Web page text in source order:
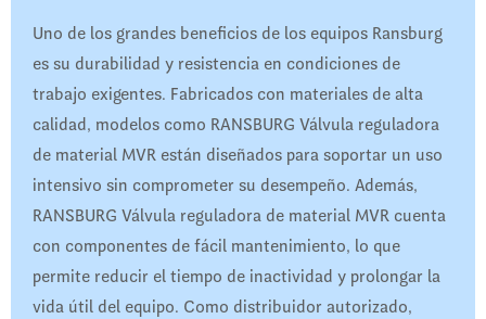
Uno de los grandes beneficios de los equipos Ransburg
es su durabilidad y resistencia en condiciones de
trabajo exigentes. Fabricados con materiales de alta
calidad, modelos como RANSBURG Válvula reguladora
de material MVR están diseñados para soportar un uso
intensivo sin comprometer su desempeño. Además,
RANSBURG Válvula reguladora de material MVR cuenta
con componentes de fácil mantenimiento, lo que
permite reducir el tiempo de inactividad y prolongar la
vida útil del equipo. Como distribuidor autorizado,